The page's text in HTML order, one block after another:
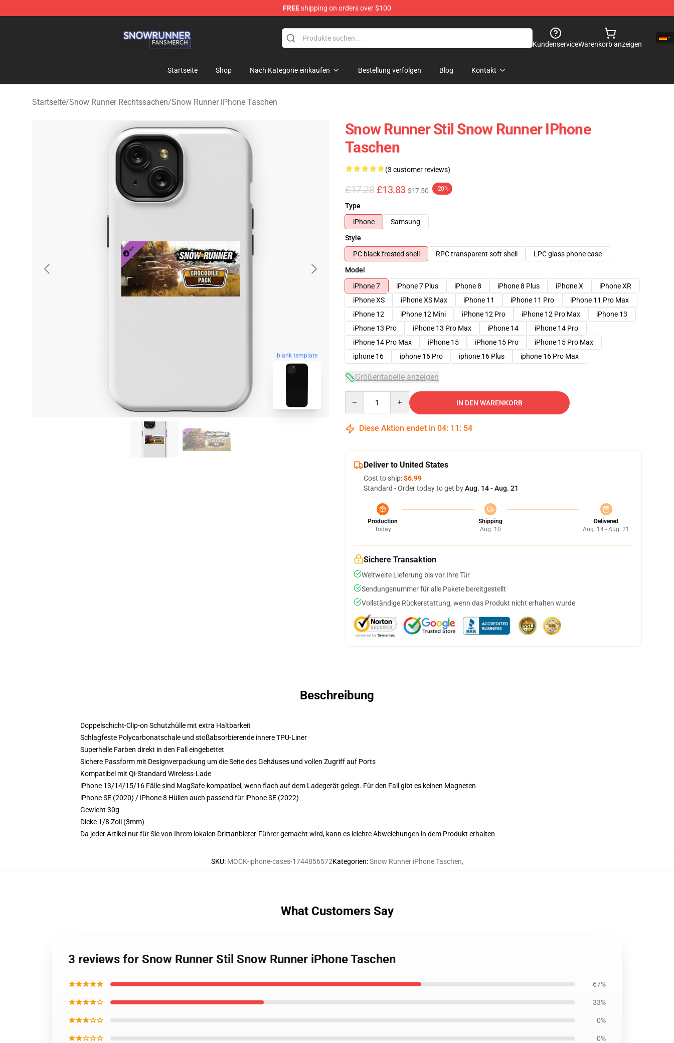
FREEshipping on orders over $100
KundenserviceWarenkorb anzeigen
Startseite Shop Nach Kategorie einkaufen Bestellung verfolgen Blog Kontakt
Startseite/Snow Runner Rechtssachen/Snow Runner iPhone Taschen
blank template
Snow Runner Stil Snow Runner IPhone
Taschen
(3 customer reviews)
£17.28 £13.83 $17.50 -20%
Type
iPhone
Samsung
Style
PC black frosted shell
RPC transparent soft shell
LPC glass phone case
Model
iPhone 7
iPhone 7 Plus iPhone 8 iPhone 8 Plus iPhone X
iPhone XR
iPhone XS
iPhone XS Max iPhone 11 iPhone 11 Pro
iPhone 11 Pro Max
iPhone 12
iPhone 12 Mini iPhone 12 Pro iPhone 12 Pro Max
iPhone 13
iPhone 13 Pro
iPhone 13 Pro Max iPhone 14
iPhone 14 Pro
iPhone 14 Pro Max
iPhone 15 iPhone 15 Pro
iPhone 15 Pro Max
iphone 16
iphone 16 Pro iphone 16 Plus iphone 16 Pro Max
Größentabelle anzeigen
IN DEN WARENKORB
Diese Aktion endet in 04: 11 : 53
Deliver to United States
Cost to ship:$6.99
Standard - Order today to get byAug. 14 - Aug. 21
Production
Today
Shipping
Aug. 10
Delivered
Aug. 14 - Aug. 21
Sichere Transaktion
Weltweite Lieferung bis vor Ihre Tür
Sendungsnummer für alle Pakete bereitgestellt
Vollständige Rückerstattung, wenn das Produkt nicht erhalten wurde
Beschreibung
Doppelschicht-Clip-on Schutzhülle mit extra Haltbarkeit
Schlagfeste Polycarbonatschale und stoßabsorbierende innere TPU-Liner
Superhelle Farben direkt in den Fall eingebettet
Sichere Passform mit Designverpackung um die Seite des Gehäuses und vollen Zugriff auf Ports
Kompatibel mit Qi-Standard Wireless-Lade
iPhone 13/14/15/16 Fälle sind MagSafe-kompatibel, wenn flach auf dem Ladegerät gelegt. Für den Fall gibt es keinen Magneten
iPhone SE (2020) / iPhone 8 Hüllen auch passend für iPhone SE (2022)
Gewicht 30g
Dicke 1/8 Zoll (3mm)
Da jeder Artikel nur für Sie von Ihrem lokalen Drittanbieter-Führer gemacht wird, kann es leichte Abweichungen in dem Produkt erhalten
SKU: MOCK-iphone-cases-1744856572Kategorien:Snow Runner iPhone Taschen,
What Customers Say
3 reviews for Snow Runner Stil Snow Runner iPhone Taschen
★★★★★ 67%
★★★★☆ 33%
★★★☆☆ 0%
★★☆☆☆ 0%